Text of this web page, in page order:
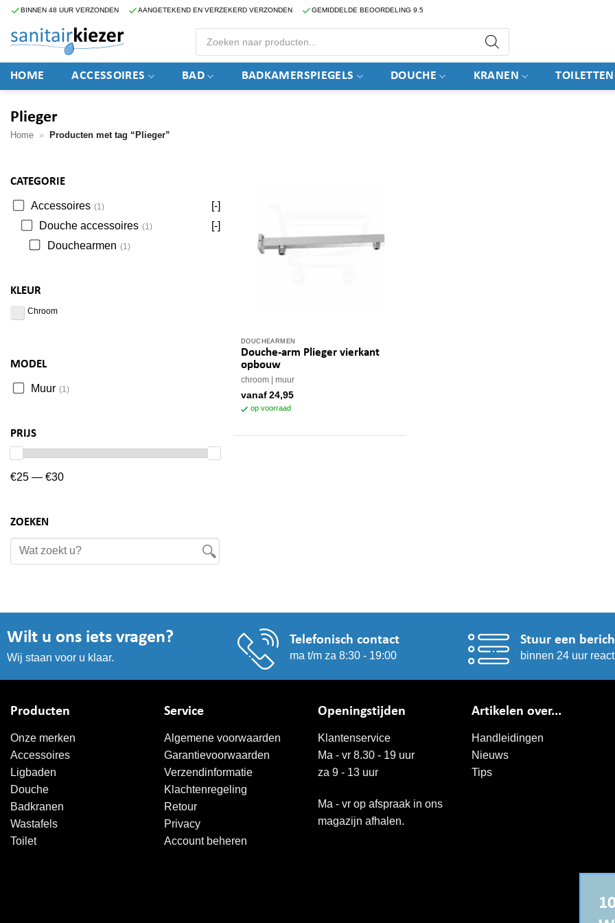
Ga
inhoud
BINNEN 48 UUR VERZONDEN AANGETEKEND EN VERZEKERD VERZONDEN GEMIDDELDE BEOORDELING 9.5
Producten
zoeken
HOME ACCESSOIRES BAD BADKAMERSPIEGELS DOUCHE KRANEN TOILETTEN
Plieger
Home » Producten met tag “Plieger”
CATEGORIE
Accessoires (1)
[-]
Douche accessoires (1)
[-]
Douchearmen (1)
KLEUR
MODEL
Muur (1)
PRIJS
€25 — €30
ZOEKEN
DOUCHEARMEN
Douche-arm Plieger vierkant
opbouw
chroom muur
vanaf 24,95
op voorraad
Dit
product
heeft
meerdere
variaties.
optie
Wilt u ons iets vragen?
Wij staan voor u klaar.
Telefonisch contact
ma t/m za 8:30 - 19:00
Stuur een
binnen 24 uur
Producten
Onze merken
Accessoires
Ligbaden
Douche
Badkranen
Wastafels
Toilet
Service
Algemene voorwaarden
Garantievoorwaarden
Verzendinformatie
Klachtenregeling
Retour
Privacy
Account beheren
Openingstijden
Klantenservice
Ma - vr 8.30 - 19 uur
za 9 - 13 uur
Ma - vr op afspraak in ons
magazijn afhalen.
Artikelen over...
Handleidingen
Nieuws
Tips